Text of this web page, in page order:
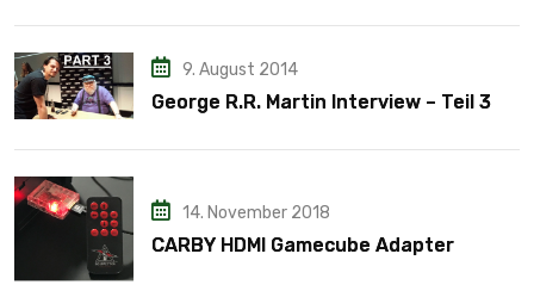
9. August 2014
George R.R. Martin Interview – Teil 3
14. November 2018
CARBY HDMI Gamecube Adapter